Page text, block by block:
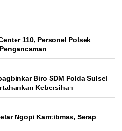
110, Personel Polsek
Biro SDM Polda Sulsel
Kebersihan
Ngopi Kamtibmas, Serap